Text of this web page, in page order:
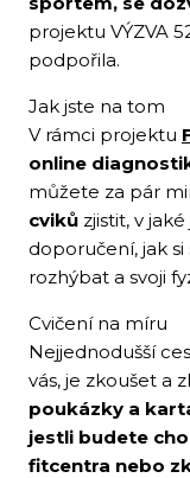
projektu VÝZVA
podpořila.
Jak jste na tom
V rámci projektu
online
můžete za pár
cviků zjistit, v jaké
doporučení, jak
rozhýbat a svoji
Cvičení na míru
Nejjednodušší
vás, je zkoušet a
poukázky a
jestli budete
fitcentra nebo